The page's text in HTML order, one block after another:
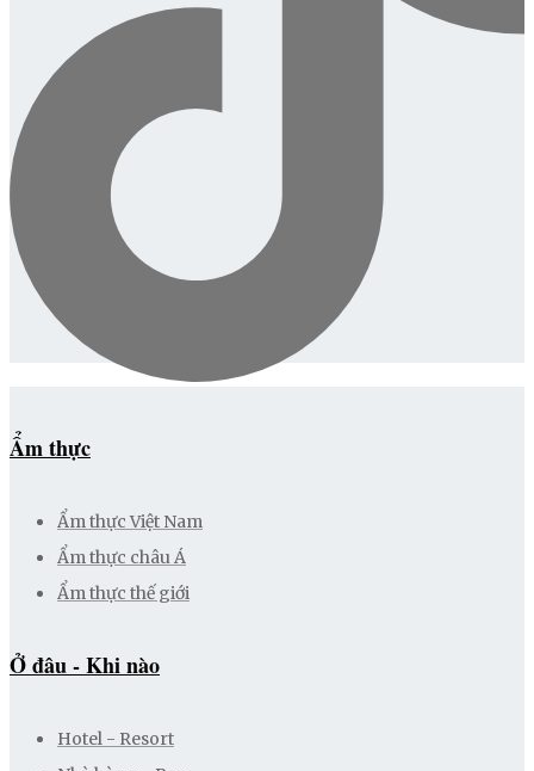
Ẩm thực
Ẩm thực Việt Nam
Ẩm thực châu Á
Ẩm thực thế giới
Ở đâu - Khi nào
Hotel - Resort